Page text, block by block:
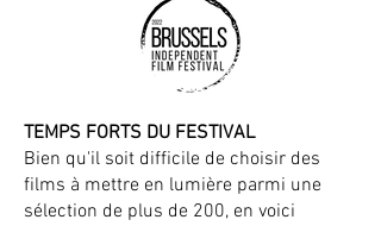
TEMPS FORTS DU FESTIVAL
Bien qu'il soit difficile de choisir des
films à mettre en lumière parmi une
sélection de plus de 200, en voici